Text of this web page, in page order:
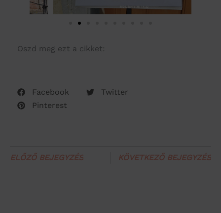
Oszd meg ezt a cikket:
Facebook
Twitter
Pinterest
ELŐZŐ BEJEGYZÉS KÖVETKEZŐ BEJEGYZÉS